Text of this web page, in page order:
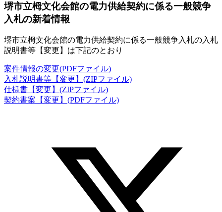
堺市立栂文化会館の電力供給契約に係る一般競争
入札の新着情報
堺市立栂文化会館の電力供給契約に係る一般競争入札の入札
説明書等【変更】は下記のとおり
案件情報の変更(PDFファイル)
入札説明書等【変更】(ZIPファイル)
仕様書【変更】(ZIPファイル)
契約書案【変更】(PDFファイル)